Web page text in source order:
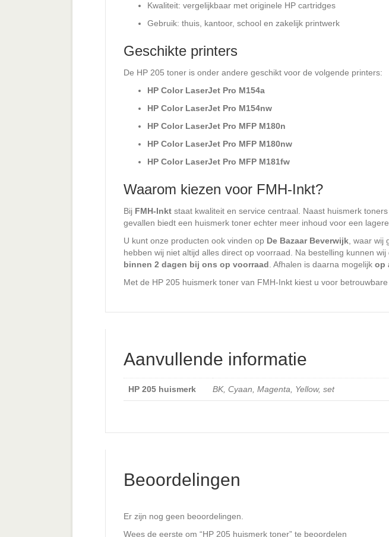
Kwaliteit: vergelijkbaar met originele HP cartridges
Gebruik: thuis, kantoor, school en zakelijk printwerk
Geschikte printers
De HP 205 toner is onder andere geschikt voor de volgende printers:
HP Color LaserJet Pro M154a
HP Color LaserJet Pro M154nw
HP Color LaserJet Pro MFP M180n
HP Color LaserJet Pro MFP M180nw
HP Color LaserJet Pro MFP M181fw
Waarom kiezen voor FMH-Inkt?
Bij FMH-Inkt staat kwaliteit en service centraal. Naast huismerk
gevallen biedt een huismerk toner echter meer inhoud voor een
U kunt onze producten ook vinden op De Bazaar Beverwijk, waar wij
hebben wij niet altijd alles direct op voorraad. Na bestelling kunnen
binnen 2 dagen bij ons op voorraad. Afhalen is daarna mogelijk op
Met de HP 205 huismerk toner van FMH-Inkt kiest u voor
Aanvullende informatie
HP 205 huismerk BK, Cyaan, Magenta, Yellow, set
Beoordelingen
Er zijn nog geen beoordelingen.
Wees de eerste om “HP 205 huismerk toner” te beoordelen